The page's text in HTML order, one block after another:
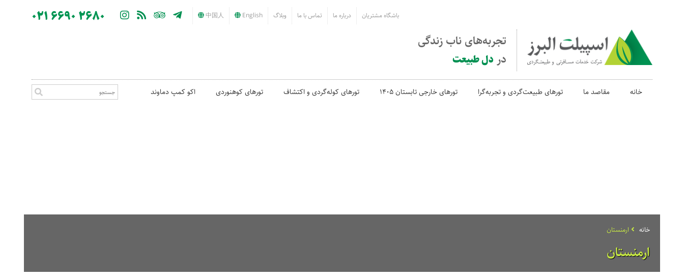
باشگاه مشتریان درباره ما تماس با ما وبلاگ English
中国人
021 6690 2680
تجربه‌های ناب زندگی
در دل طبیعت
خانه مقاصد ما تورهای طبیعت‌گردی و تجربه‌گرا تورهای خارجی تابستان 1405 تورهای کوله‌گردی و اکتشاف تورهای کوهنوردی اکو کمپ دماوند
خانه ارمنستان
ارمنستان